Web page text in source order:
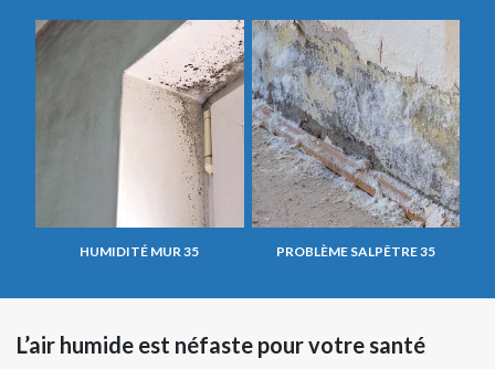
HUMIDITÉ MUR 35 PROBLÈME SALPÊTRE 35
L’air humide est néfaste pour votre santé